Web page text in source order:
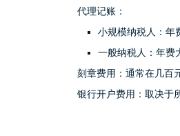
代理记账：
小规模纳税人：年
一般纳税人：年费
刻章费用：通常在几百
银行开户费用：取决于